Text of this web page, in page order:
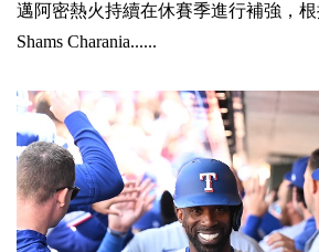
邁阿密熱火持續在休賽季進行補強，
Shams Charania......